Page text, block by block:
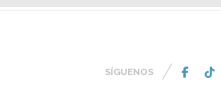
SÍGUENOS